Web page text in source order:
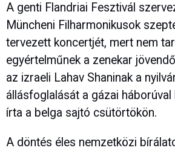
A genti Flandriai Fesztivál
Müncheni Filharmonikusok
tervezett koncertjét, mert nem
egyértelműnek a zenekar
az izraeli Lahav Shaninak a
állásfoglalását a gázai
írta a belga sajtó csütörtökön.
A döntés éles nemzetközi